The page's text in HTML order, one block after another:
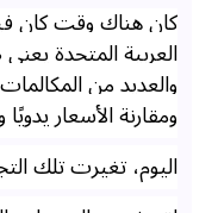
كان هناك وقت كان
العربية المتحدة
والعديد من
ومقارنة الأسعار
اليوم، تغيرت تلك